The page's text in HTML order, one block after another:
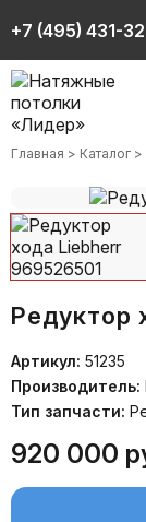
+7 (495) 431-
Главная Каталог
Редуктор
Артикул: 51235
Производитель:
Тип запчасти:
920 000